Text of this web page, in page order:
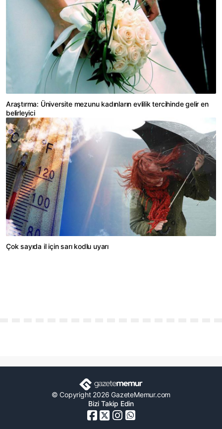
Araştırma: Üniversite mezunu kadınların evlilik tercihinde gelir en
belirleyici
Çok sayıda il için sarı kodlu uyarı
© Copyright 2026 GazeteMemur.com
Bizi Takip Edin